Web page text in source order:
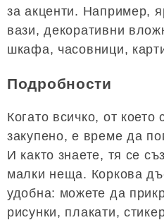
за акценти. Например,
вази, декоративни
шкафа, часовници,
Подробности
Когато всичко, от
закупено, е време да
И както знаете, тя се
малки неща. Коркова
удобна: можете да
рисунки, плакати,